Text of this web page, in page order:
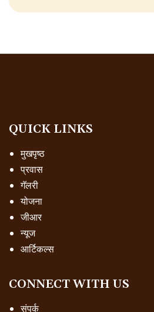
QUICK LINKS
मुखपृष्ठ
प्रवास
गॅलरी
योजना
जीआर
न्यूज
आर्टिकल्स
CONNECT WITH US
संपर्क